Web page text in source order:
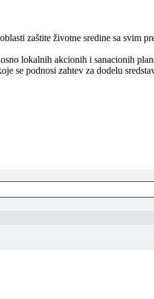
zaštite životne sredine sa svim
lokalnih akcionih i sanacionih
se podnosi zahtev za dodelu